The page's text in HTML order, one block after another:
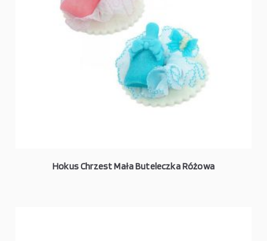
Hokus Chrzest Mała Buteleczka Różowa